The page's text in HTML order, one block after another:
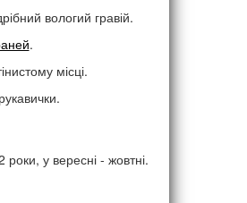
вологий гравій.
.
місці.
у вересні - жовтні.